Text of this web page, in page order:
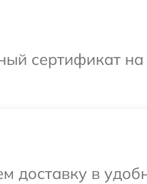
сертификат
доставку в